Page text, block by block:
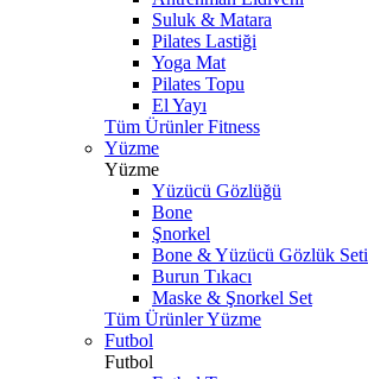
Suluk & Matara
Pilates Lastiği
Yoga Mat
Pilates Topu
El Yayı
Tüm Ürünler Fitness
Yüzme
Yüzme
Yüzücü Gözlüğü
Bone
Şnorkel
Bone & Yüzücü Gözlük Seti
Burun Tıkacı
Maske & Şnorkel Set
Tüm Ürünler Yüzme
Futbol
Futbol